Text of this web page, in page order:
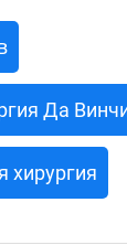
Да
хирургия